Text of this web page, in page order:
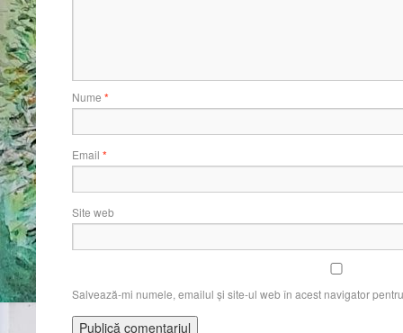
Nume *
Email *
Site web
Salvează-mi numele, emailul și site-ul web în acest navigator